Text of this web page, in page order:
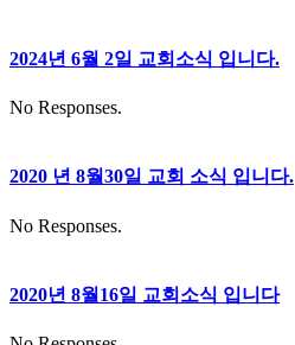
2024년 6월 2일 교회소식 입니다.
No Responses.
2020 년 8월30일 교회 소식 입니다.
No Responses.
2020년 8월16일 교회소식 입니다